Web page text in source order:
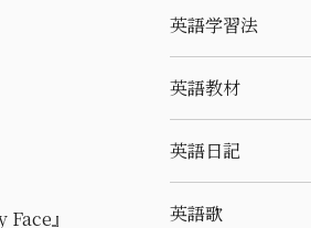
英語学習法
英語教材
英語日記
英語歌